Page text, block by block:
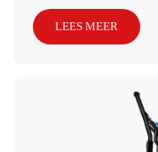
LEES MEER